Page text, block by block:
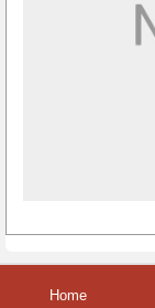
Home